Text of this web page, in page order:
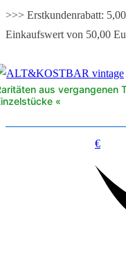
>>> Erstkundenrabatt:
Einkaufswert von 50,00
Zum
Inhalt
aus vergangenen
«
€